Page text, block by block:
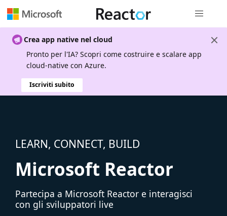
Crea app native nel cloud
Pronto per l'IA? Scopri come costruire e scalare app
cloud-native con Azure.
Iscriviti subito
LEARN, CONNECT, BUILD
Microsoft Reactor
Partecipa a Microsoft Reactor e interagisci
con gli sviluppatori live